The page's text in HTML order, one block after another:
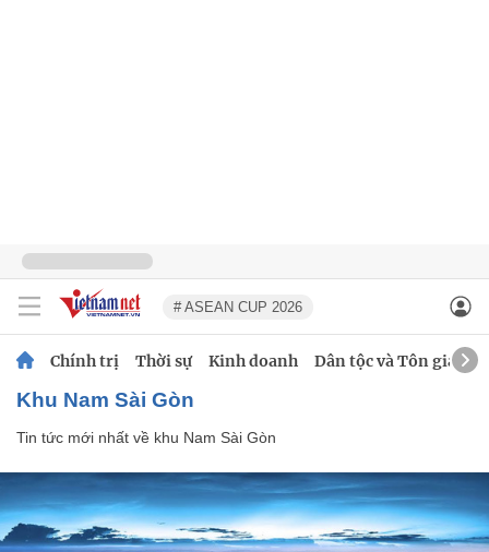
# ASEAN CUP 2026
Chính trị Thời sự Kinh doanh Dân tộc và Tôn giáo
khu Nam Sài Gòn
Tin tức mới nhất về khu Nam Sài Gòn